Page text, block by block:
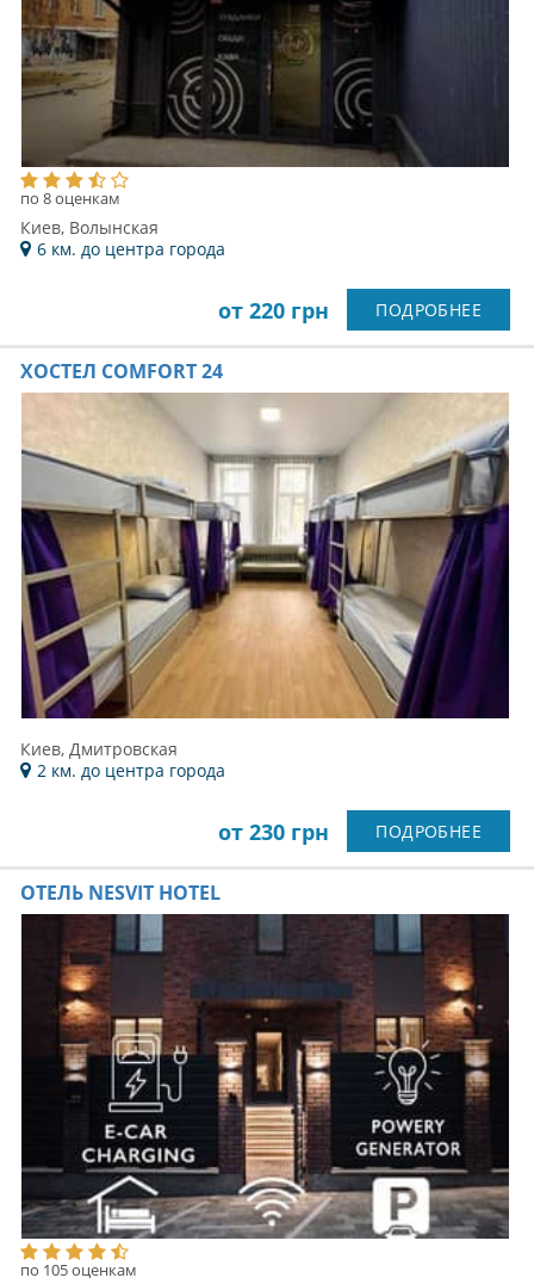
по 8 оценкам
Киев, Волынская
6 км. до центра города
от 220 грн ПОДРОБНЕЕ
ХОСТЕЛ COMFORT 24
Киев, Дмитровская
2 км. до центра города
от 230 грн ПОДРОБНЕЕ
ОТЕЛЬ NESVIT HOTEL
по 105 оценкам